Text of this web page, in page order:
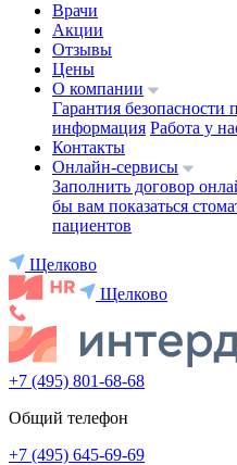
Врачи
Акции
Отзывы
Цены
О компании
Гарантия безопасности
информация Работа у
Контакты
Онлайн-сервисы
Заполнить договор
бы вам показаться
пациентов
Щелково
Щелково
+7 (495) 801-68-68
Общий телефон
+7 (495) 645-69-69